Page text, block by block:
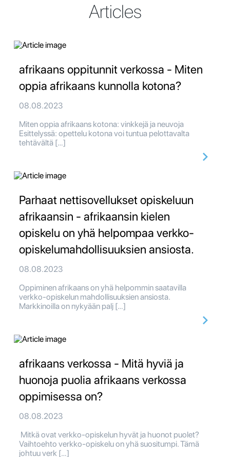
Articles
afrikaans oppitunnit verkossa - Miten
oppia afrikaans kunnolla kotona?
08.08.2023
Miten oppia afrikaans kotona: vinkkejä ja neuvoja
Esittelyssä: opettelu kotona voi tuntua pelottavalta
tehtävältä […]
Parhaat nettisovellukset opiskeluun
afrikaansin - afrikaansin kielen
opiskelu on yhä helpompaa verkko-
opiskelumahdollisuuksien ansiosta.
08.08.2023
Oppiminen afrikaans on yhä helpommin saatavilla
verkko-opiskelun mahdollisuuksien ansiosta.
Markkinoilla on nykyään palj […]
afrikaans verkossa - Mitä hyviä ja
huonoja puolia afrikaans verkossa
oppimisessa on?
08.08.2023
Mitkä ovat verkko-opiskelun hyvät ja huonot puolet?
Vaihtoehto verkko-opiskelu on yhä suositumpi. Tämä
johtuu verk […]